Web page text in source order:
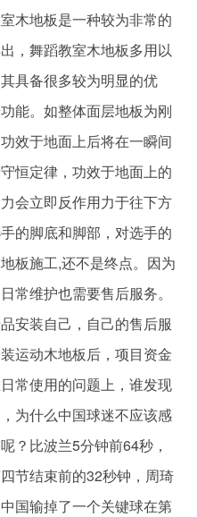
木地板是一种较为非常的
，舞蹈教室木地板多用以
具备很多较为明显的优
能。如整体面层地板为刚
效于地面上后将在一瞬间
恒定律，功效于地面上的
会立即反作用力于往下方
的脚底和脚部，对选手的
板施工,还不是终点。因为
常维护也需要售后服务。
安装自己，自己的售后服
运动木地板后，项目资金
常使用的问题上，谁发现
为什么中国球迷不应该感
？比波兰5分钟前64秒，
节结束前的32秒钟，周琦
国输掉了一个关键球在第